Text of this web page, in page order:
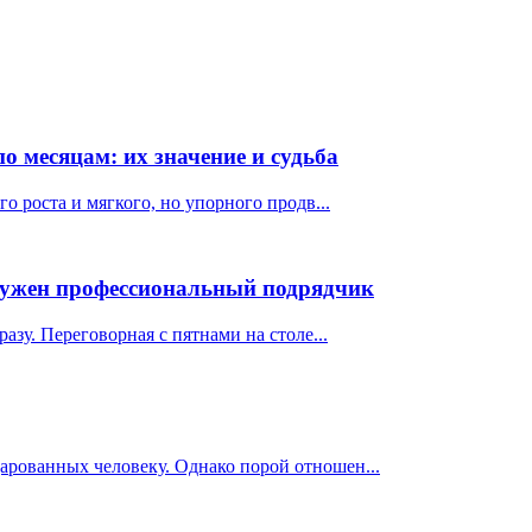
месяцам: их значение и судьба
роста и мягкого, но упорного продв...
профессиональный подрядчик
Переговорная с пятнами на столе...
человеку. Однако порой отношен...